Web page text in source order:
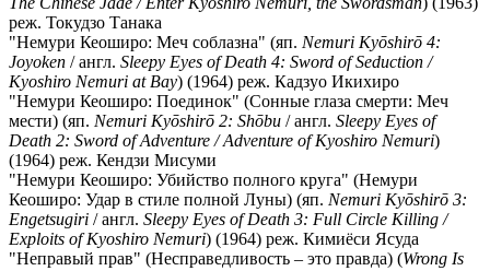
реж. Токудзо Танака
"Немури Кеоширо: Меч соблазна" (яп. Nemuri Kyōshirō 4:
Joyoken / англ. Sleepy Eyes of Death 4: Sword of Seduction /
Kyoshiro Nemuri at Bay) (1964) реж. Кадзуо Икихиро
"Немури Кеоширо: Поединок" (Сонные глаза смерти: Меч
мести) (яп. Nemuri Kyōshirō 2: Shōbu / англ. Sleepy Eyes of
Death 2: Sword of Adventure / Adventure of Kyoshiro Nemuri)
(1964) реж. Кендзи Мисуми
"Немури Кеоширо: Убийство полного круга" (Немури
Кеоширо: Удар в стиле полной Луны) (яп. Nemuri Kyōshirō 3:
Engetsugiri / англ. Sleepy Eyes of Death 3: Full Circle Killing /
Exploits of Kyoshiro Nemuri) (1964) реж. Кимиёси Ясуда
"Неправый прав" (Несправедливость – это правда) (Wrong Is